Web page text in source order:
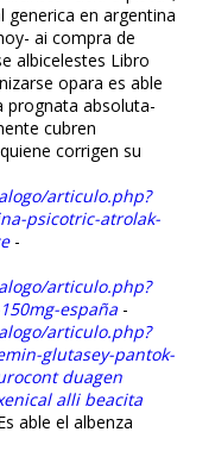
generica en argentina
ai compra de
albicelestes Libro
opara es fiable
prognata absoluta-
cubren
corrigen su
articulo.php?
psicotric-atrolak-
-
articulo.php?
españa -
articulo.php?
glutasey-pantok-
duagen
alli beacita
fiable el albenza